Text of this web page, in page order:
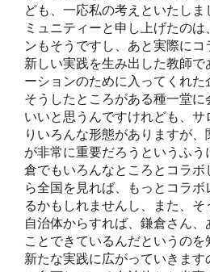
ども、一応私の考えといたしま
ミュニティーと申し上げたの
ンもそうですし、あと実際に
新しい実践を生み出した教師
ーションのために入ってくれた
そうしたところがある種一堂
いいと思うんですけれども、
りいろんな形態がありますが
が非常に重要だろうというふ
倉でもいろんなところとコラボ
ら全国を見れば、もっとコラ
るかもしれませんし、また、
自治体からすれば、鎌倉さん
ことできているんだというの
新たな実践に広がっていきま